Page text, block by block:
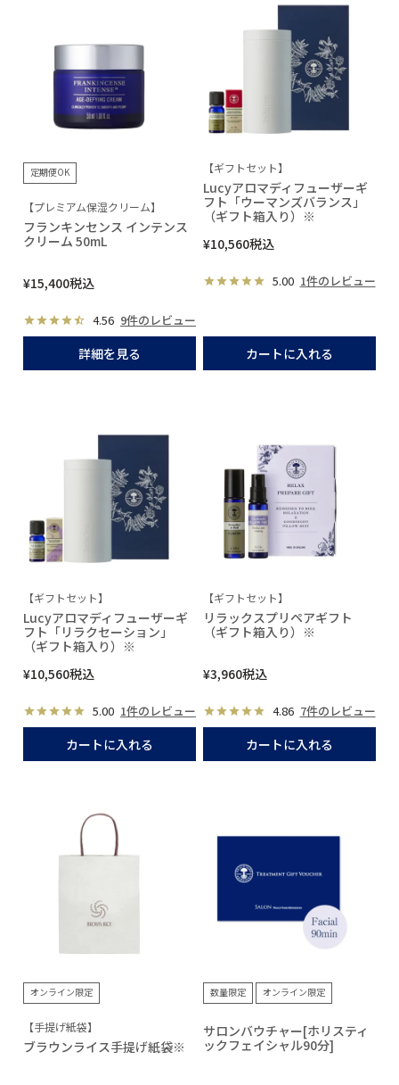
定期便OK
【プレミアム保湿クリーム】
フランキンセンス インテンス
クリーム 50mL
¥15,400税込
4.56 9件のレビュー
詳細を見る
【ギフトセット】
Lucyアロマディフューザーギ
フト「ウーマンズバランス」
（ギフト箱入り）※
¥10,560税込
5.00 1件のレビュー
カートに入れる
【ギフトセット】
Lucyアロマディフューザーギ
フト「リラクセーション」
（ギフト箱入り）※
¥10,560税込
5.00 1件のレビュー
カートに入れる
【ギフトセット】
リラックスプリペアギフト
（ギフト箱入り）※
¥3,960税込
4.86 7件のレビュー
カートに入れる
オンライン限定
【手提げ紙袋】
ブラウンライス手提げ紙袋※
数量限定 オンライン限定
サロンバウチャー[ホリスティ
ックフェイシャル90分]